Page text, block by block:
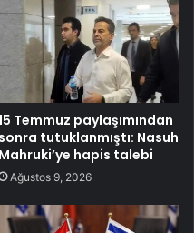
Temmuz paylaşımından
sonra tutuklanmıştı: Nasuh
Mahruki’ye hapis talebi
Ağustos 9, 2026